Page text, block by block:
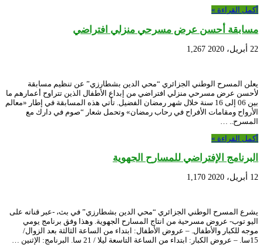
أكمل القراءة »
مسابقة أحسن عرض مسرحي منزلي افتراضي
22 أبريل، 2020 1,267
يعلن المسرح الوطني الجزائري “محي الدين بشطارزي” عن تنظيم مسابقة
لأحسن عرض مسرحي منزلي افتراضي من إبداع الأطفال الذين تتراوح أعمارهم ما
بين 06 إلى 16 سنة خلال شهر رمضان الفضيل. تأتي هذه المسابقة في إطار «معالم
الأرواح ومقامات الأفراح في رحاب رمضان» وتحمل شعار “صوم في دارك مع
المسرح.. …
أكمل القراءة »
البرنامج الإفتراضي للمسارح الجهوية
12 أبريل، 2020 1,170
يشرع المسرح الوطني الجزائري “محي الدين بشطارزي” في بث، -عبر قناته على
اليو توب- عروض مسرحية من انتاج المسارح الجهوية. وهذا وفق برنامج يومي
موجه للكبار والأطفال. – عروض الأطفال: ابتداء من الساعة الثالثة بعد الزوال/
15سا. – عروض الكبار: ابتداء من الساعة التاسعة ليلا / 21 سا. البرنامج: الإثنين …